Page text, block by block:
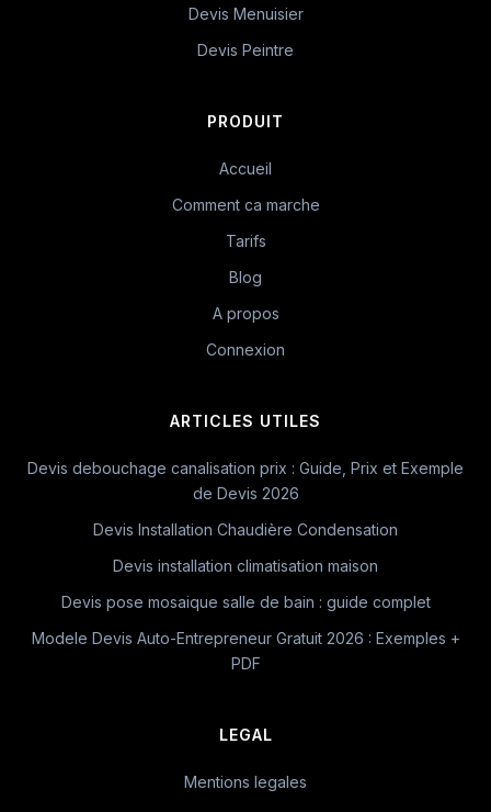
Devis Menuisier
Devis Peintre
PRODUIT
Accueil
Comment ca marche
Tarifs
Blog
A propos
Connexion
ARTICLES UTILES
Devis debouchage canalisation prix : Guide, Prix et Exemple
de Devis 2026
Devis Installation Chaudière Condensation
Devis installation climatisation maison
Devis pose mosaique salle de bain : guide complet
Modele Devis Auto-Entrepreneur Gratuit 2026 : Exemples +
PDF
LEGAL
Mentions legales